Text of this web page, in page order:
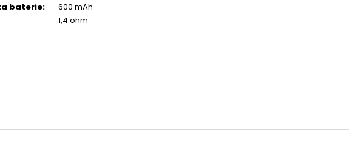
baterie:
600 mAh
1,4 ohm